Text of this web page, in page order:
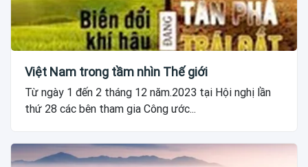
Việt Nam trong tầm nhìn Thế giới
Từ ngày 1 đến 2 tháng 12 năm.2023 tại Hội nghị lần
thứ 28 các bên tham gia Công ước...